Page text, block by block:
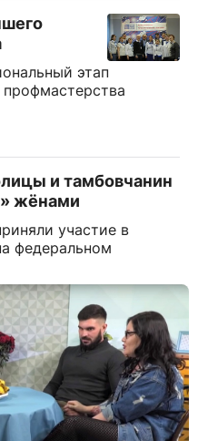
этап
и тамбовчанин
жёнами
участие в
федеральном